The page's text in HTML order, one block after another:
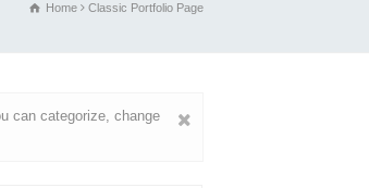
Home Classic Portfolio Page
can categorize, change